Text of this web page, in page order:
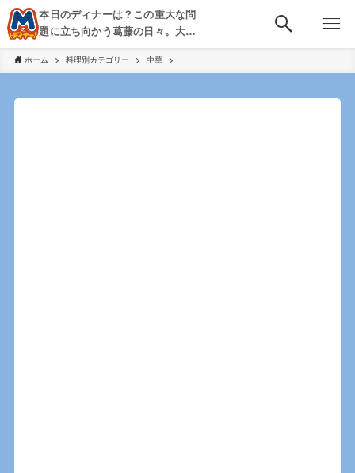
本日のディナーは？この重大な問
題に立ち向かう葛藤の日々。大
阪・京都・神戸を中心とした食べ
歩き、飲み歩きを綴る。
ホーム 料理別カテゴリー 中華